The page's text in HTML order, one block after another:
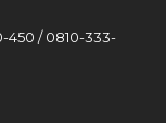
450 / 0810-333-